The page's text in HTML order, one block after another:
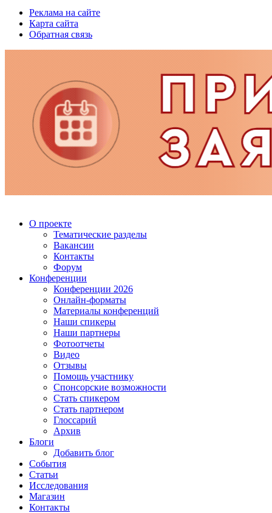
Реклама на сайте
Карта сайта
Обратная связь
О проекте
Тематические разделы
Вакансии
Контакты
Форум
Конференции
Конференции 2026
Онлайн-форматы
Материалы конференций
Наши спикеры
Наши партнеры
Фотоотчеты
Видео
Отзывы
Помощь участнику
Спонсорские возможности
Стать спикером
Стать партнером
Глоссарий
Архив
Блоги
Добавить блог
События
Статьи
Исследования
Магазин
Контакты